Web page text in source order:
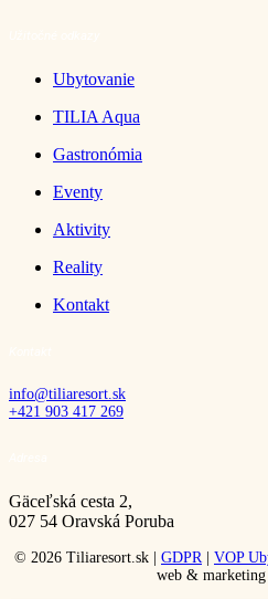
Ubytovanie
TILIA Aqua
Gastronómia
Eventy
Aktivity
Reality
Kontakt
info@tiliaresort.sk
+421 903 417 269
Gäceľská cesta 2,
027 54 Oravská Poruba
© 2026 Tiliaresort.sk | GDPR| VOP
web &